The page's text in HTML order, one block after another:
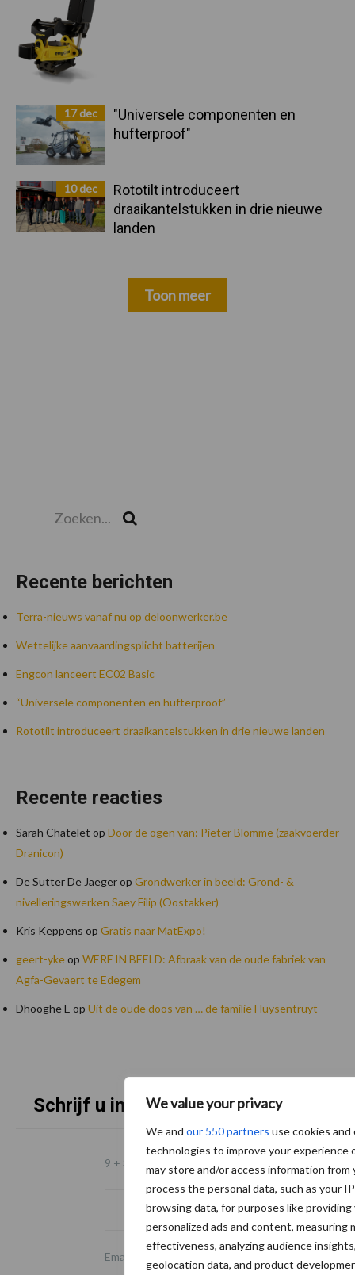
We value your privacy
We and our 550 partners use cookies
technologies to improve your experience
may store and/or access information from
process the personal data, such as your
browsing data, for purposes like
personalized ads and content, measuring
effectiveness, analyzing audience
geolocation data, and product
17 dec
"Universele componenten en
hufterproof"
10 dec
Rototilt introduceert
draaikantelstukken in drie nieuwe
landen
Toon meer
Recente berichten
Terra-nieuws vanaf nu op deloonwerker.be
Wettelijke aanvaardingsplicht batterijen
Engcon lanceert EC02 Basic
“Universele componenten en hufterproof”
Rototilt introduceert draaikantelstukken in drie nieuwe landen
Recente reacties
Sarah Chatelet op Door de ogen van: Pieter Blomme (zaakvoerder
Dranicon)
De Sutter De Jaegerop Grondwerker in beeld: Grond- &
nivelleringswerken Saey Filip (Oostakker)
Kris Keppens op Gratis naar MatExpo!
geert-ykeop WERF IN BEELD: Afbraak van de oude fabriek van
Agfa-Gevaert te Edegem
Dhooghe E op Uit de oude doos van … de familie Huysentruyt
FooterSchrijf u in voor onze nieuwsbrief
9 + 3 =
Email